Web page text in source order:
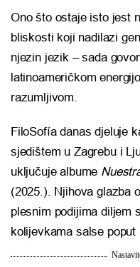
Ono što ostaje isto jest
bliskosti koji nadilazi
njezin jezik – sada
latinoameričkom
razumljivom.
FiloSofía danas djeluje
sjedištem u Zagrebu i
uključuje albume
(2025.). Njihova glazba
plesnim podijima diljem
kolijevkama salse